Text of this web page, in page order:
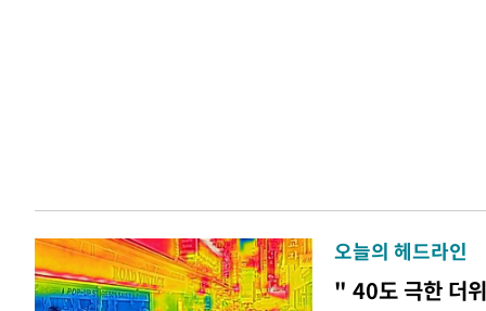
오늘의 헤드라인
" 40도 극한 더